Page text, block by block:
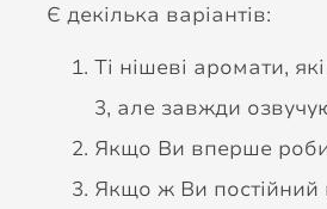
Є декілька варіантів:
Ті нішеві аромати,
3, але завжди
Якщо Ви вперше
Якщо ж Ви постійний